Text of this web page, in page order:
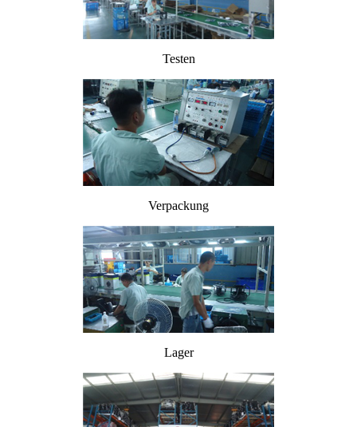
Testen
Verpackung
Lager